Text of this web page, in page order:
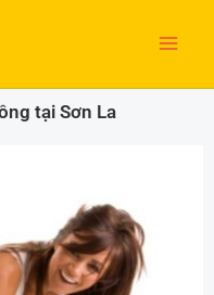
tại Sơn La